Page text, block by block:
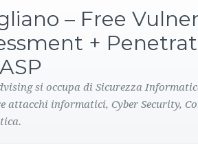
– Free
+
si occupa di Sicurezza
attacchi informatici, Cyber Security,